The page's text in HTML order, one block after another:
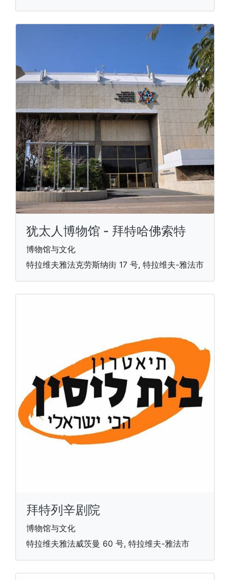
犹太人博物馆 - 拜特哈佛索特
博物馆与文化
特拉维夫雅法克劳斯纳街 17 号, 特拉维夫-雅法市
拜特列辛剧院
博物馆与文化
特拉维夫雅法威茨曼 60 号, 特拉维夫-雅法市